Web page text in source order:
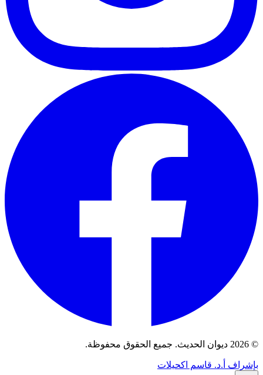
© 2026 ديوان الحديث. جميع الحقوق محفوظة.
بإشراف أ.د. قاسم اكحيلات